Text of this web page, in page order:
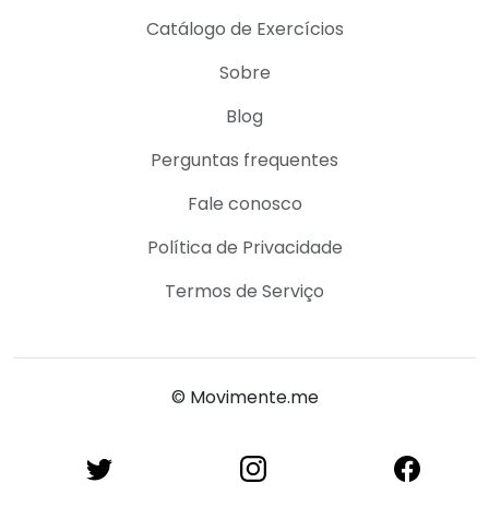
Catálogo de Exercícios
Sobre
Blog
Perguntas frequentes
Fale conosco
Política de Privacidade
Termos de Serviço
© Movimente.me